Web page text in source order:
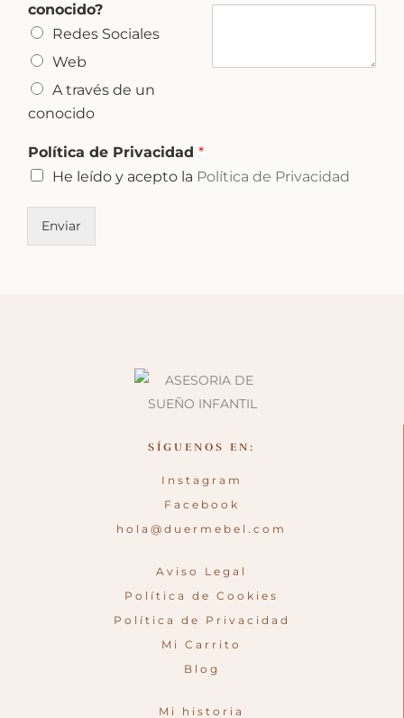
conocido?
Redes Sociales
Web
A través de un
conocido
Política de Privacidad *
He leído y acepto la Política de Privacidad
Enviar
SÍGUENOS EN:
Instagram
Facebook
hola@duermebel.com
Aviso Legal
Política de Cookies
Política de Privacidad
Mi Carrito
Blog
Mi historia